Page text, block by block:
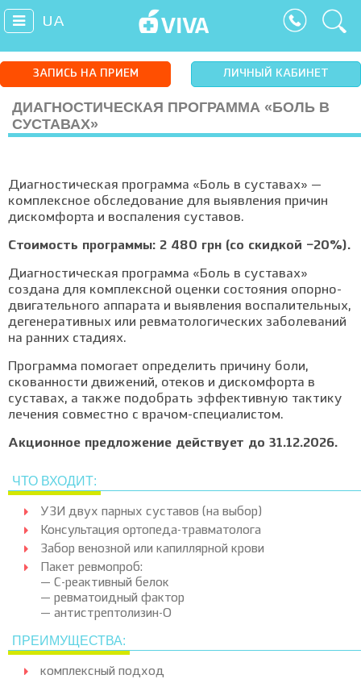
UA
ЗАПИСЬ НА ПРИЕМ ЛИЧНЫЙ КАБИНЕТ
ДИАГНОСТИЧЕСКАЯ ПРОГРАММА «БОЛЬ В
СУСТАВАХ»
Диагностическая программа «Боль в суставах» —
комплексное обследование для выявления причин
дискомфорта и воспаления суставов.
Стоимость программы: 2 480 грн (со скидкой −20%).
Диагностическая программа «Боль в суставах»
создана для комплексной оценки состояния опорно-
двигательного аппарата и выявления воспалительных,
дегенеративных или ревматологических заболеваний
на ранних стадиях.
Программа помогает определить причину боли,
скованности движений, отеков и дискомфорта в
суставах, а также подобрать эффективную тактику
лечения совместно с врачом-специалистом.
Акционное предложение действует до 31.12.2026.
ЧТО ВХОДИТ:
УЗИ двух парных суставов (на выбор)
Консультация ортопеда-травматолога
Забор венозной или капиллярной крови
Пакет ревмопроб:
— С-реактивный белок
— ревматоидный фактор
— антистрептолизин-O
ПРЕИМУЩЕСТВА:
комплексный подход